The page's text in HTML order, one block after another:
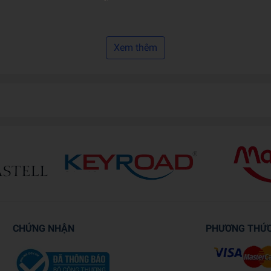
Xem thêm
CHỨNG NHẬN PHƯƠNG